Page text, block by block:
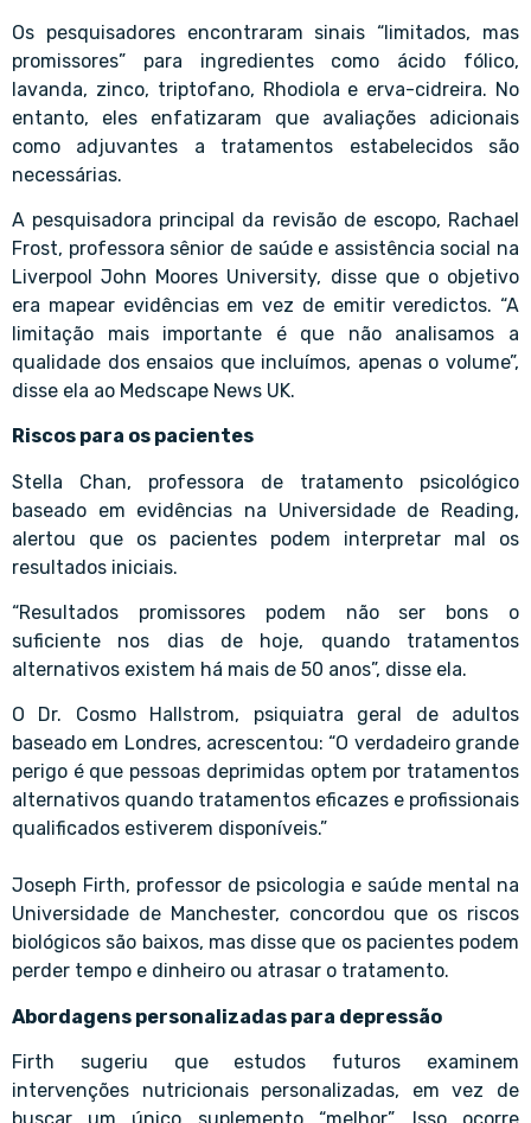
Os pesquisadores encontraram sinais “limitados, mas
promissores” para ingredientes como ácido fólico,
lavanda, zinco, triptofano, Rhodiola e erva-cidreira. No
entanto, eles enfatizaram que avaliações adicionais
como adjuvantes a tratamentos estabelecidos são
necessárias.
A pesquisadora principal da revisão de escopo, Rachael
Frost, professora sênior de saúde e assistência social na
Liverpool John Moores University, disse que o objetivo
era mapear evidências em vez de emitir veredictos. “A
limitação mais importante é que não analisamos a
qualidade dos ensaios que incluímos, apenas o volume”,
disse ela ao Medscape News UK.
Riscos para os pacientes
Stella Chan, professora de tratamento psicológico
baseado em evidências na Universidade de Reading,
alertou que os pacientes podem interpretar mal os
resultados iniciais.
“Resultados promissores podem não ser bons o
suficiente nos dias de hoje, quando tratamentos
alternativos existem há mais de 50 anos”, disse ela.
O Dr. Cosmo Hallstrom, psiquiatra geral de adultos
baseado em Londres, acrescentou: “O verdadeiro grande
perigo é que pessoas deprimidas optem por tratamentos
alternativos quando tratamentos eficazes e profissionais
qualificados estiverem disponíveis.”
Joseph Firth, professor de psicologia e saúde mental na
Universidade de Manchester, concordou que os riscos
biológicos são baixos, mas disse que os pacientes podem
perder tempo e dinheiro ou atrasar o tratamento.
Abordagens personalizadas para depressão
Firth sugeriu que estudos futuros examinem
intervenções nutricionais personalizadas, em vez de